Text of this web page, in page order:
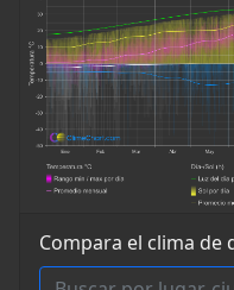
Compara el clima de